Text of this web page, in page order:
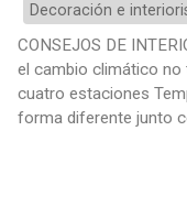
Decoración e
CONSEJOS DE
el cambio climático no
cuatro estaciones
forma diferente junto
de la familia y, como